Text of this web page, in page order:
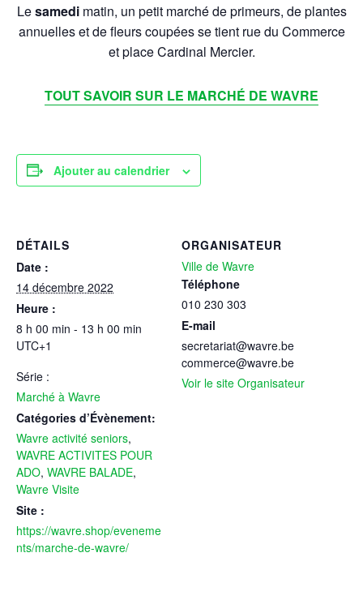
Lesamedimatin, un petit marché de primeurs, de plantes
annuelles et de fleurs coupées se tient rue du Commerce
et place Cardinal Mercier.
TOUT SAVOIR SUR LE MARCHÉ DE WAVRE
Ajouter au calendrier
DÉTAILS
Date :
14 décembre 2022
Heure :
8 h 00 min - 13 h 00 min
UTC+1
Série :
Marché à Wavre
Catégories d’Évènement:
Wavre activité seniors,
WAVRE ACTIVITES POUR
ADO, WAVRE BALADE,
Wavre Visite
Site :
https://wavre.shop/eveneme
nts/marche-de-wavre/
ORGANISATEUR
Ville de Wavre
Téléphone
010 230 303
E-mail
secretariat@wavre.be
commerce@wavre.be
Voir le site Organisateur